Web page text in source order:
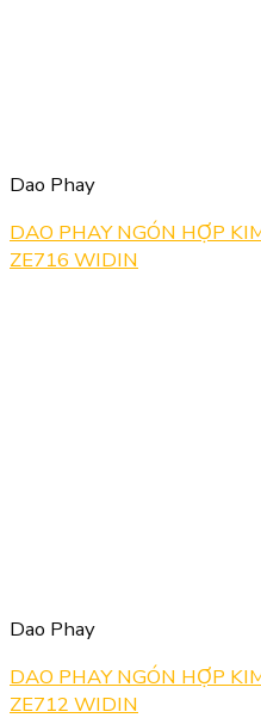
Dao Phay
DAO PHAY NGÓN HỢP
ZE716 WIDIN
Dao Phay
DAO PHAY NGÓN HỢP
ZE712 WIDIN